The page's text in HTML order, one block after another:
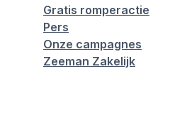
Gratis romperactie
Pers
Onze campagnes
Zeeman Zakelijk